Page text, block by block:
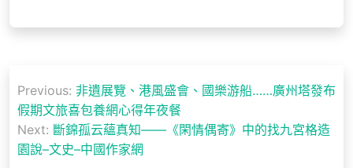
章
導
覽
Previous: 非遺展覽、港風盛會、國樂游船……廣州塔發布
假期文旅喜包養網心得年夜餐
Next: 斷錦孤云蘊真知——《閑情偶寄》中的找九宮格造
園說–文史–中國作家網